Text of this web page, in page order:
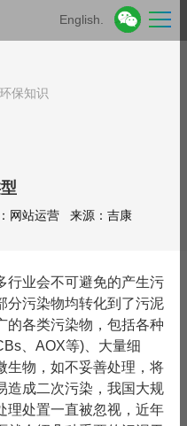
English.
环保知识
网站运营 来源：吉康
业会不可避免的产生污
分污染物均转化到了污泥
的各类污染物，包括各种
、AOX等)、大量细
生物，如不妥善处理，将
造成二次污染，我国大规
理处置一直被忽视，近年